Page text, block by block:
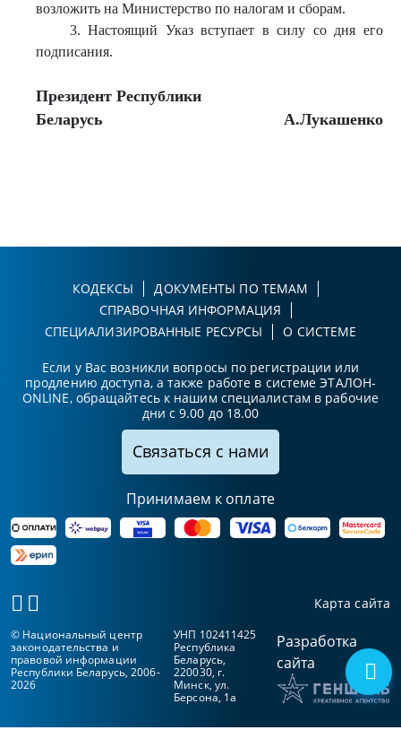
возложить на Министерство по налогам и сборам.
3. Настоящий Указ вступает в силу со дня его
подписания.
Президент Республики
Беларусь
А.Лукашенко
КОДЕКСЫ
ДОКУМЕНТЫ ПО ТЕМАМ
СПРАВОЧНАЯ ИНФОРМАЦИЯ
СПЕЦИАЛИЗИРОВАННЫЕ РЕСУРСЫ
О СИСТЕМЕ
Если у Вас возникли вопросы по регистрации или
продлению доступа, а также работе в системе ЭТАЛОН-
ONLINE, обращайтесь к нашим специалистам в рабочие
дни с 9.00 до 18.00
Связаться с нами
Принимаем к оплате
Карта сайта
© Национальный центр
законодательства и
правовой информации
Республики Беларусь, 2006-
2026
УНП 102411425
Республика
Беларусь,
220030, г.
Минск, ул.
Берсона, 1а
Разработка
сайта